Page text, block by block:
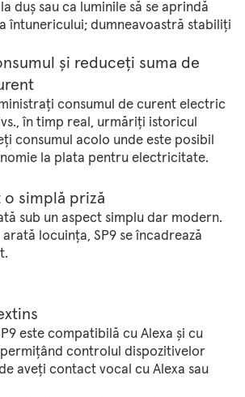
duș sau ca luminile să se aprindă
întunericului; dumneavoastră stabiliți
și reduceți suma de
consumul de curent electric
istoricul
la plata pentru electricitate.
o simplă priză
sub un aspect simplu dar modern.
locuința, SP9 se încadrează
este compatibilă cu Alexa și cu
permițând controlul dispozitivelor
aveți contact vocal cu Alexa sau